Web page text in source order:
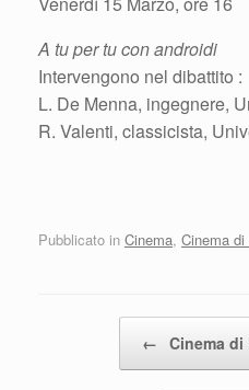
A tu per tu con androidi
Intervengono nel dibattito :
L. De Menna, ingegnere,
R. Valenti, classicista,
Pubblicato in Cinema, Cinema
← Cinema di